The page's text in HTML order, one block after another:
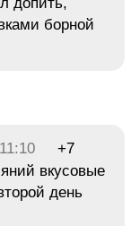
борной
+7
вкусовые
день